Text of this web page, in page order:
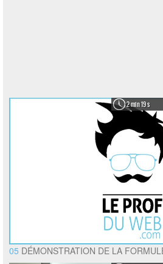
2 min 19 s
05 DÉMONSTRATION DE LA